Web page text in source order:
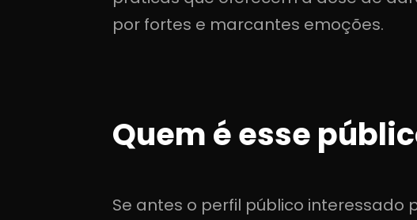
por fortes e marcantes emoções.
Quem é esse
Se antes o perfil público interessado